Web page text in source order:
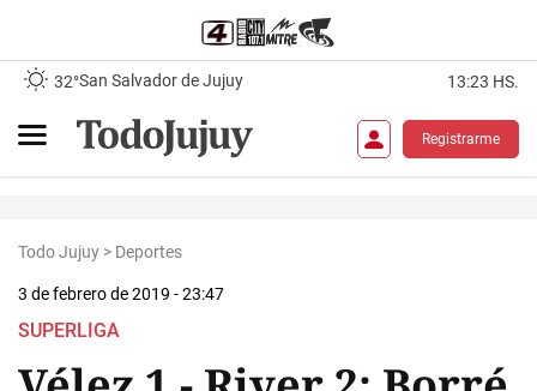
32°San Salvador de Jujuy 13:23 HS.
Registrarme
Todo Jujuy > Deportes
3 de febrero de 2019 - 23:47
SUPERLIGA